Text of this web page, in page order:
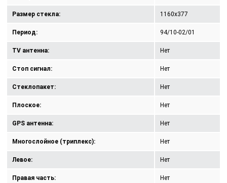
Размер стекла: 1160x377
Период: 94/10-02/01
TV антенна: Нет
Стоп сигнал: Нет
Стеклопакет: Нет
Плоское: Нет
GPS антенна: Нет
Многослойное (триплекс): Нет
Левое: Нет
Правая часть: Нет